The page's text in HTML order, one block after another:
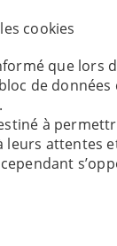
cookies
que lors
de
à
leurs attentes